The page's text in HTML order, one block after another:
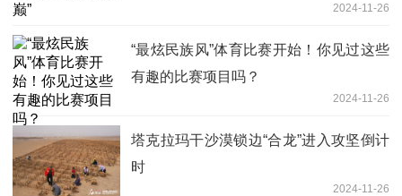
2024-11-26
“最炫民族风”体育比赛开始！你见过这些
有趣的比赛项目吗？
2024-11-26
塔克拉玛干沙漠锁边“合龙”进入攻坚倒计
时
2024-11-26